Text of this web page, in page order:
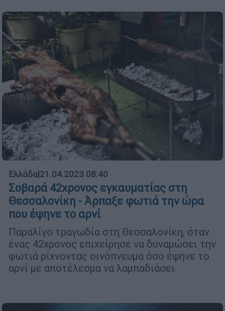
Ελλάδα|21.04.2023 08:40
Σοβαρά 42χρονος εγκαυματίας στη
Θεσσαλονίκη - Άρπαξε φωτιά την ώρα
που έψηνε το αρνί
Παραλίγο τραγωδία στη Θεσσαλονίκη, όταν
ένας 42χρονος επιχείρησε να δυναμώσει την
φωτιά ρίχνοντας οινόπνευμα όσο έψηνε το
αρνί με αποτέλεσμα να λαμπαδιάσει